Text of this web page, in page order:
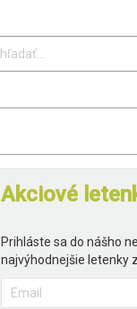
Akciové
Prihláste sa do nášho
najvýhodnejšie letenky